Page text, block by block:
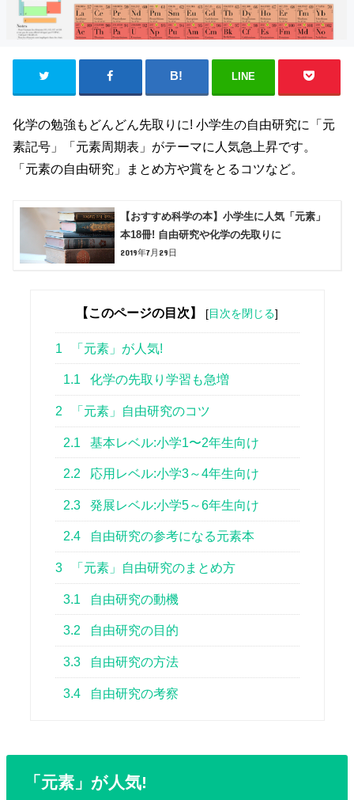
LINE
化学の勉強もどんどん先取りに! 小学生の自由研究に「元
素記号」「元素周期表」がテーマに人気急上昇です。
「元素の自由研究」まとめ方や賞をとるコツなど。
【おすすめ科学の本】小学生に人気「元素」
本18冊! 自由研究や化学の先取りに
2019年7月29日
【このページの目次】 [目次を閉じる]
1 「元素」が人気!
1.1 化学の先取り学習も急増
2 「元素」自由研究のコツ
2.1 基本レベル:小学1〜2年生向け
2.2 応用レベル:小学3～4年生向け
2.3 発展レベル:小学5～6年生向け
2.4 自由研究の参考になる元素本
3 「元素」自由研究のまとめ方
3.1 自由研究の動機
3.2 自由研究の目的
3.3 自由研究の方法
3.4 自由研究の考察
「元素」が人気!